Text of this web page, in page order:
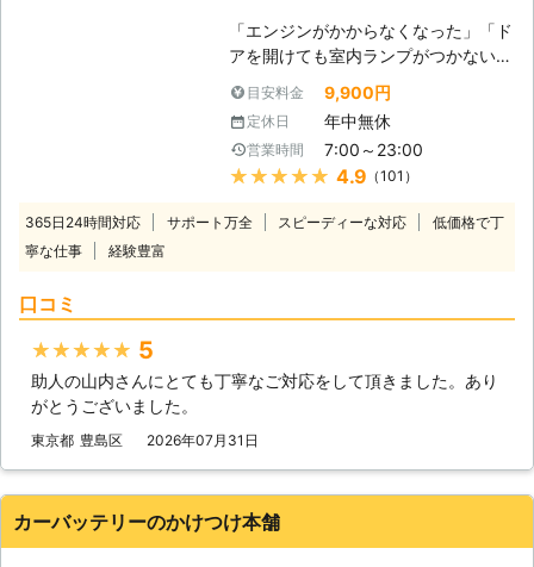
テリーの問題を解決するのか？】 弊
社はジャンプスタートを使ってお客様
のカーバッテリーへ電力を注入しま
す。ジャンプスタートとは、弊社の自
続することです。 もし、それで解決
できなかった場合、バッテリーが寿命
の可能性があります。そんなときは、
車のバッテリーを交換いたしますので
ッテリーに関するお悩みがありました
「エンジンがかからなくなった」「ド
アを開けても室内ランプがつかない」
バッテリーが上がってしまうと車にこ
のような症状があらわれます。 バッ
テリーが上がる＝バッテリーに蓄電さ
れている電気がないので車を動かすこ
とができなくなります。 普段は動い
困りますし、慣れていない方はパニッ
にも「救急」とありますように、緊急
いち早くお助けしたいという気持ちが
っておりますので、バッテリー上がり
目安料金 9,900円
定休日 年中無休
営業時間 7:00～23:00
★★★★★ 4.9 （101）
365日24時間対応 サポート万全 スピーディーな対応
低価格で丁
寧な仕事
経験豊富
口コミ
★★★★★ 5
助人の山内さんにとても丁寧なご対応をして頂きました。あり
がとうございました。
東京都 豊島区 2026年07月31日
カーバッテリーのかけつけ本舗